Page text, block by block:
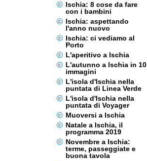
Ischia: 8 cose da fare
con i bambini
Ischia: aspettando
l'anno nuovo
Ischia: ci vediamo al
Porto
L'aperitivo a Ischia
L'autunno a Ischia in 10
immagini
L'isola d'Ischia nella
puntata di Linea Verde
L'isola d'Ischia nella
puntata di Voyager
Muoversi a Ischia
Natale a Ischia, il
programma 2019
Novembre a Ischia:
terme, passeggiate e
buona tavola